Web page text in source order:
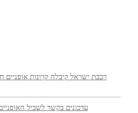
רכבת ישראל קיבלה קרונות אופניים
עדכונים בקשר לשביל